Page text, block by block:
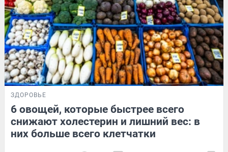
ЗДОРОВЬЕ
6 овощей, которые быстрее всего
снижают холестерин и лишний вес: в
них больше всего клетчатки